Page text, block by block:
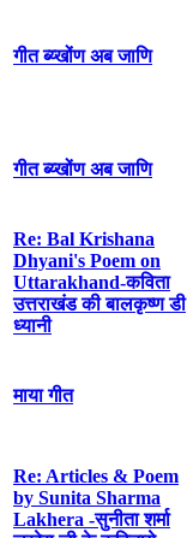
गीत ब्य्खोंण अब जाणि
गीत ब्य्खोंण अब जाणि
Re: Bal Krishana
Dhyani's Poem on
Uttarakhand-कविता
उत्तराखंड की बालकृष्ण डी
ध्यानी
माया गीत
Re: Articles & Poem
by Sunita Sharma
Lakhera -सुनीता शर्मा